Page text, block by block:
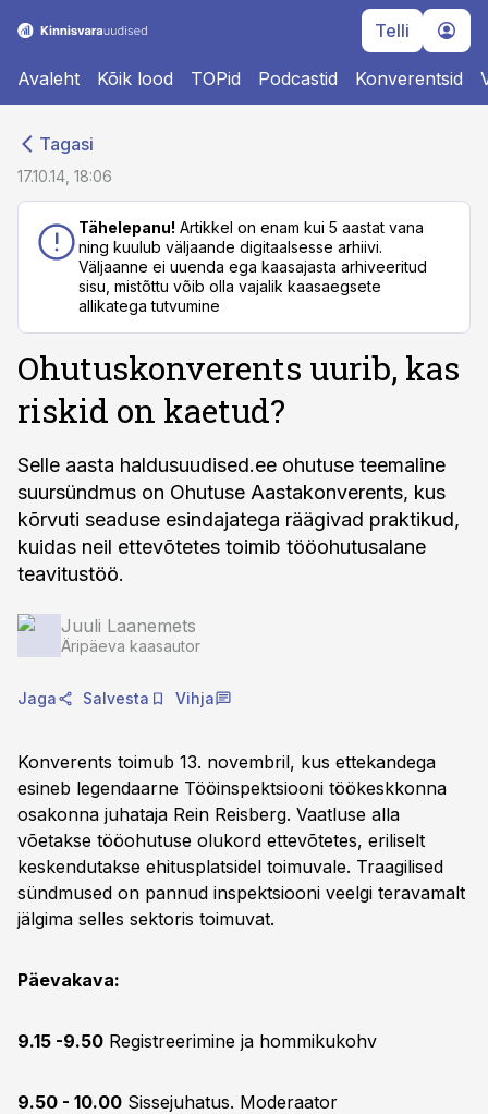
Telli
Avaleht Kõik lood TOPid Podcastid Konverentsid
Tagasi
17.10.14, 18:06
Tähelepanu! Artikkel on enam kui 5 aastat vana
ning kuulub väljaande digitaalsesse arhiivi.
Väljaanne ei uuenda ega kaasajasta arhiveeritud
sisu, mistõttu võib olla vajalik kaasaegsete
allikatega tutvumine
Ohutuskonverents uurib, kas
riskid on kaetud?
Selle aasta haldusuudised.ee ohutuse teemaline
suursündmus on Ohutuse Aastakonverents, kus
kõrvuti seaduse esindajatega räägivad praktikud,
kuidas neil ettevõtetes toimib tööohutusalane
teavitustöö.
Juuli Laanemets
Äripäeva kaasautor
Jaga Salvesta Vihja
Konverents toimub 13. novembril, kus ettekandega
esineb legendaarne Tööinspektsiooni töökeskkonna
osakonna juhataja Rein Reisberg. Vaatluse alla
võetakse tööohutuse olukord ettevõtetes, eriliselt
keskendutakse ehitusplatsidel toimuvale. Traagilised
sündmused on pannud inspektsiooni veelgi teravamalt
jälgima selles sektoris toimuvat.
Päevakava:
9.15 -9.50 Registreerimine ja hommikukohv
9.50 - 10.00 Sissejuhatus. Moderaator